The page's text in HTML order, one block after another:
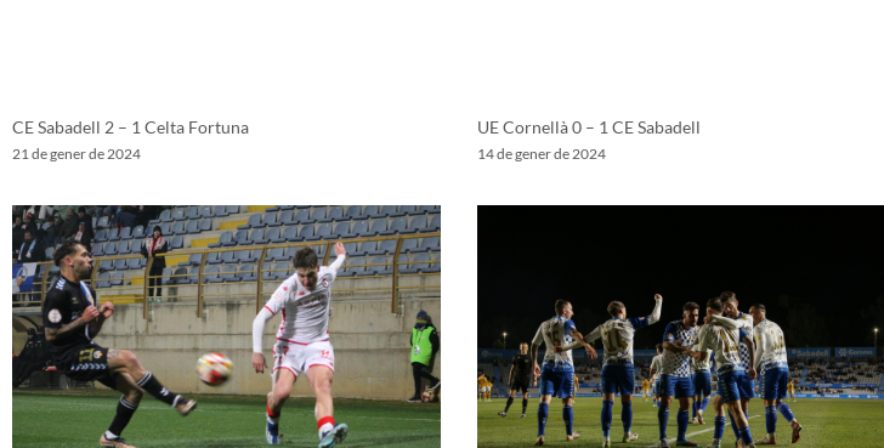
CE Sabadell 2 – 1 Celta Fortuna
21 de gener de 2024
UE Cornellà 0 – 1 CE Sabadell
14 de gener de 2024